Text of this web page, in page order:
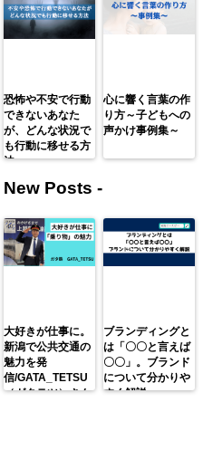
恐怖や不安で行動
できないあなた
が、どんな状況で
も行動に移せる方
法
心に響く言葉の作
り方～子どもへの
声かけ事例集～
New Posts -
大好きが仕事に。
新潟で公共交通の
魅力を発
信/GATA_TETSU
（ガタテツ）さん
ブランディングと
は「〇〇と言えば
〇〇」。ブランド
について分かりや
すく解説。